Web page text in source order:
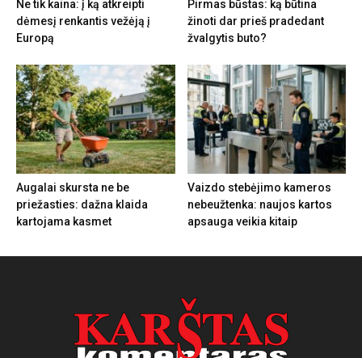
Ne tik kaina: į ką atkreipti
dėmesį renkantis vežėją į
Europą
Pirmas būstas: ką būtina
žinoti dar prieš pradedant
žvalgytis buto?
Augalai skursta ne be
priežasties: dažna klaida
kartojama kasmet
Vaizdo stebėjimo kameros
nebeužtenka: naujos kartos
apsauga veikia kitaip